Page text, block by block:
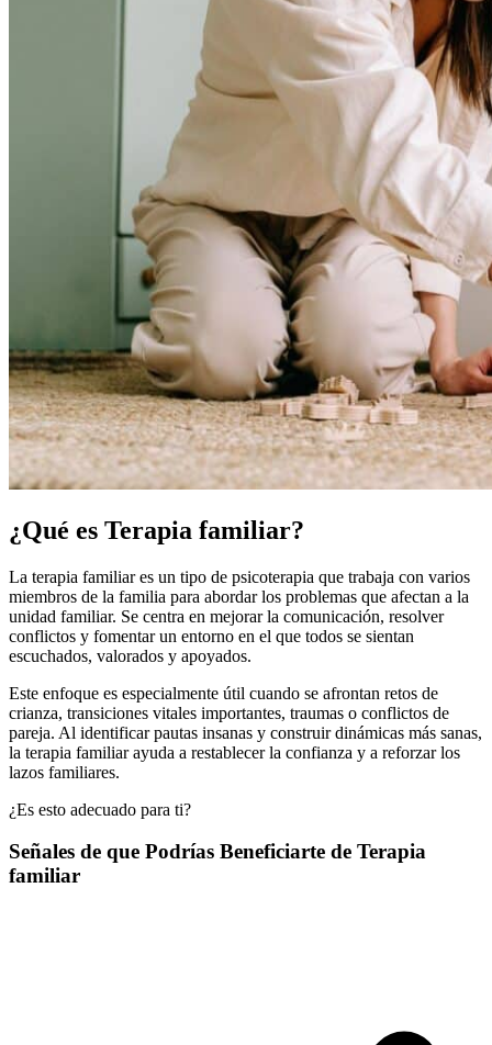
¿Qué es Terapia familiar?
La terapia familiar es un tipo de psicoterapia que trabaja con varios
miembros de la familia para abordar los problemas que afectan a la
unidad familiar. Se centra en mejorar la comunicación, resolver
conflictos y fomentar un entorno en el que todos se sientan
escuchados, valorados y apoyados.
Este enfoque es especialmente útil cuando se afrontan retos de
crianza, transiciones vitales importantes, traumas o conflictos de
pareja. Al identificar pautas insanas y construir dinámicas más sanas,
la terapia familiar ayuda a restablecer la confianza y a reforzar los
lazos familiares.
¿Es esto adecuado para ti?
Señales de que Podrías Beneficiarte de Terapia
familiar